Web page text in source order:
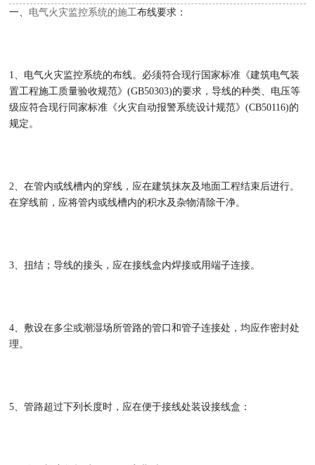
一、 电气火灾监控系统的施工布线要求：
1、电气火灾监控系统的布线。必须符合现行国家标准《建筑电气装
置工程施工质量验收规范》(GB50303)的要求，导线的种类、电压等
级应符合现行同家标准《火灾自动报警系统设计规范》(CB50116)的
规定。
2、在管内或线槽内的穿线，应在建筑抹灰及地面工程结束后进行。
在穿线前，应将管内或线槽内的积水及杂物清除干净。
3、扭结；导线的接头，应在接线盒内焊接或用端子连接。
4、敷设在多尘或潮湿场所管路的管口和管子连接处，均应作密封处
理。
5、管路超过下列长度时，应在便于接线处装设接线盒：